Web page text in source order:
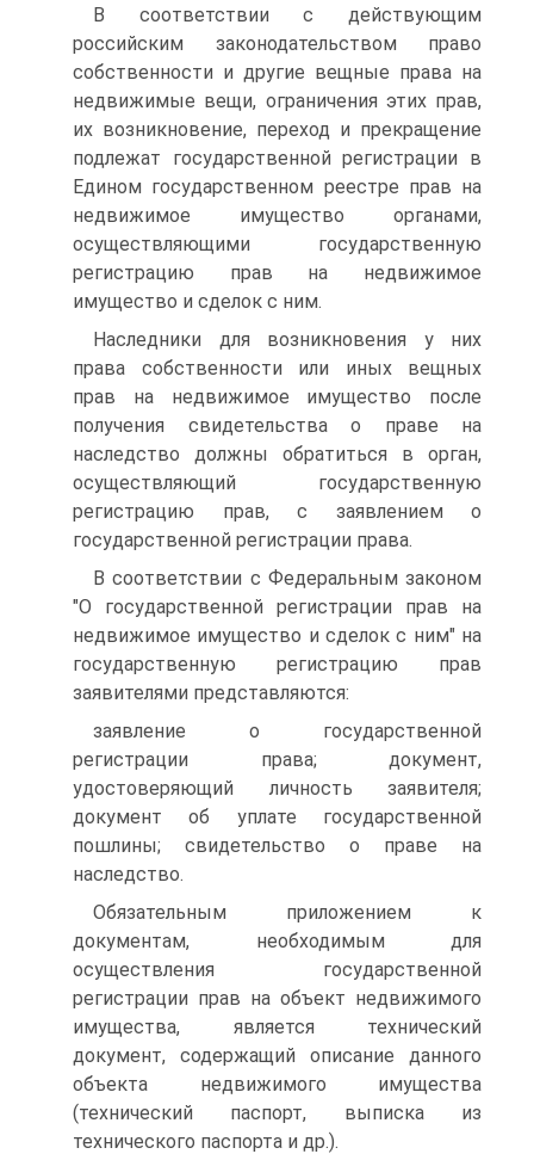
В соответствии с действующим
российским законодательством право
собственности и другие вещные права на
недвижимые вещи, ограничения этих прав,
их возникновение, переход и прекращение
подлежат государственной регистрации в
Едином государственном реестре прав на
недвижимое имущество органами,
осуществляющими государственную
регистрацию прав на недвижимое
имущество и сделок с ним.
Наследники для возникновения у них
права собственности или иных вещных
прав на недвижимое имущество после
получения свидетельства о праве на
наследство должны обратиться в орган,
осуществляющий государственную
регистрацию прав, с заявлением о
государственной регистрации права.
В соответствии с Федеральным законом
"О государственной регистрации прав на
недвижимое имущество и сделок с ним" на
государственную регистрацию прав
заявителями представляются:
заявление о государственной
регистрации права; документ,
удостоверяющий личность заявителя;
документ об уплате государственной
пошлины; свидетельство о праве на
наследство.
Обязательным приложением к
документам, необходимым для
осуществления государственной
регистрации прав на объект недвижимого
имущества, является технический
документ, содержащий описание данного
объекта недвижимого имущества
(технический паспорт, выписка из
технического паспорта и др.).